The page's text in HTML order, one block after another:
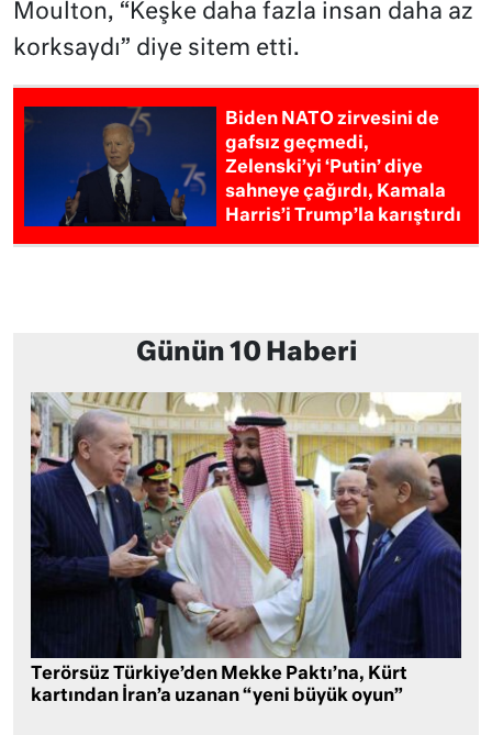
Moulton, “Keşke daha fazla insan daha az
korksaydı” diye sitem etti.
Biden NATO zirvesini de
gafsız geçmedi,
Zelenski’yi ‘Putin’ diye
sahneye çağırdı, Kamala
Harris’i Trump’la karıştırdı
Günün 10 Haberi
Terörsüz Türkiye’den Mekke Paktı’na, Kürt
kartından İran’a uzanan “yeni büyük oyun”